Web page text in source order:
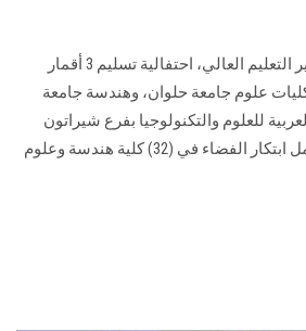
شهد د. خالد عبدالغفار وزير التعليم العالي، احتفالية تسليم 3 أقمار
علوم جامعة حلوان، وهندسة جامعة
للعلوم والتكنولوجيا بفرع شيراتون
القاهرة، لتكون نواة لمعامل ابتكار الفضاء في (32) كلية هندسة وعلوم